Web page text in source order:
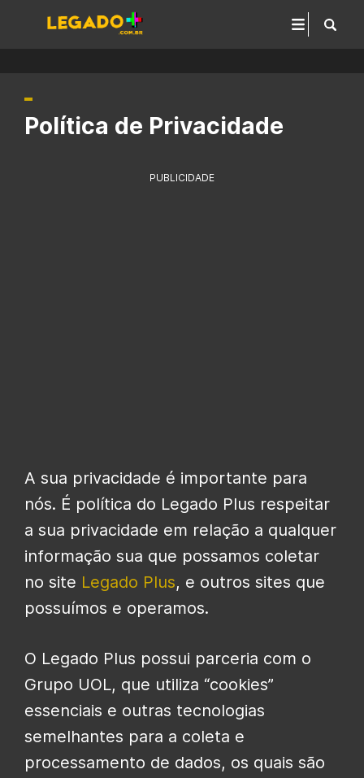
Política de Privacidade
PUBLICIDADE
A sua privacidade é importante para
nós. É política do Legado Plus respeitar
a sua privacidade em relação a qualquer
informação sua que possamos coletar
no site Legado Plus, e outros sites que
possuímos e operamos.
O Legado Plus possui parceria com o
Grupo UOL, que utiliza “cookies”
essenciais e outras tecnologias
semelhantes para a coleta e
processamento de dados, os quais são